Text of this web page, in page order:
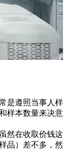
是遵照当事人样
样本数量来决意
然在收取价钱这
品）差不多，然